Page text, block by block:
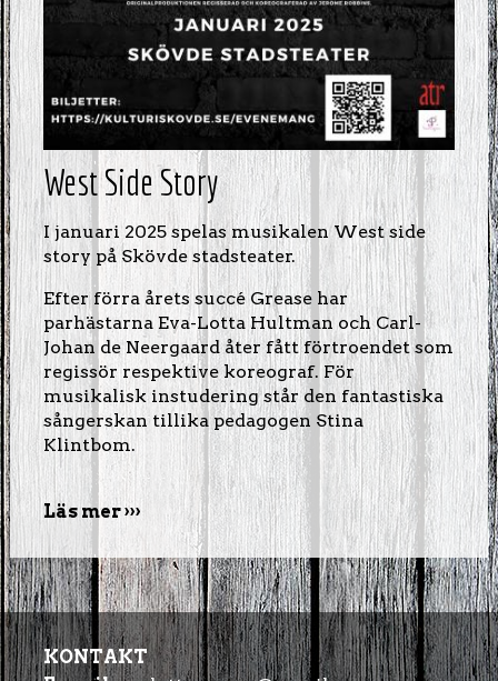
West Side Story
I januari 2025 spelas musikalen West side
story på Skövde stadsteater.
Efter förra årets succé Grease har
parhästarna Eva-Lotta Hultman och Carl-
Johan de Neergaard åter fått förtroendet som
regissör respektive koreograf. För
musikalisk instudering står den fantastiska
sångerskan tillika pedagogen Stina
Klintbom.
Läs mer
KONTAKT